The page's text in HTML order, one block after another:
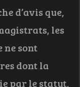
d’avis que,
les
ne sont
dont la
par le statut,